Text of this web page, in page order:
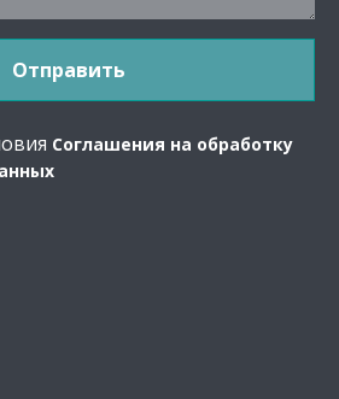
Соглашения на обработку